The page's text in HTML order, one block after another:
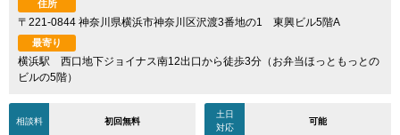
住所
〒221-0844 神奈川県横浜市神奈川区沢渡3番地の1 東興ビル5階A
最寄り
横浜駅 西口地下ジョイナス南12出口から徒歩3分（お弁当ほっともっとの
ビルの5階）
相談料 初回無料
土日
対応
可能